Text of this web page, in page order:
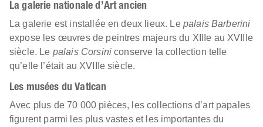
La galerie nationale d’Art ancien
La galerie est installée en deux lieux. Le palais Barberini
expose les œuvres de peintres majeurs du XIIIe au XVIIIe
siècle. Le palais Corsini conserve la collection telle
qu’elle l’était au XVIIIe siècle.
Les musées du Vatican
Avec plus de 70 000 pièces, les collections d’art papales
figurent parmi les plus vastes et les importantes du